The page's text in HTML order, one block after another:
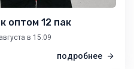
оптом 12 пак
в 15:09
подробнее